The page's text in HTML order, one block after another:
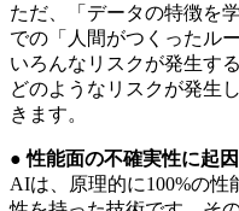
ただ、「データの特徴を
での「人間がつくったル
いろんなリスクが発生す
どのようなリスクが発生
きます。
● 性能面の不確実性に起
AIは、原理的に100%の